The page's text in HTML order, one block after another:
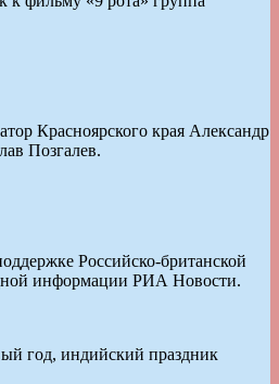
Красноярского края Александр
Позгалев.
Российско-британской
информации РИА Новости.
год, индийский праздник